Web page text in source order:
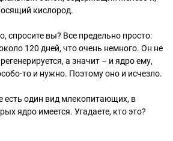
кислород.
спросите вы? Все предельно просто:
120 дней, что очень немного. Он не
а значит – и ядро ему,
то и нужно. Поэтому оно и исчезло.
есть один вид млекопитающих, в
ядро имеется. Угадаете, кто это?